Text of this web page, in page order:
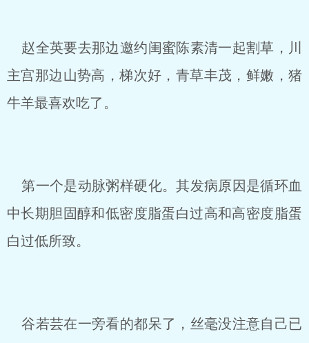
赵全英要去那边邀约闺蜜陈素清一起割草，川
主宫那边山势高，梯次好，青草丰茂，鲜嫩，猪
牛羊最喜欢吃了。
第一个是动脉粥样硬化。其发病原因是循环血
中长期胆固醇和低密度脂蛋白过高和高密度脂蛋
白过低所致。
谷若芸在一旁看的都呆了，丝毫没注意自己已